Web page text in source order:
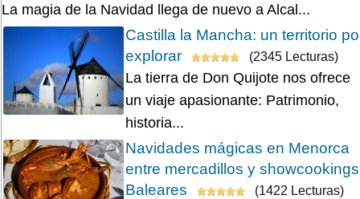
La magia de la Navidad llega de nuevo a Alcal...
Castilla la Mancha: un territorio
explorar
(2345 Lecturas)
La tierra de Don Quijote nos ofrece
un viaje apasionante: Patrimonio,
historia...
Navidades mágicas en Menorca
entre mercadillos y
Baleares
(1422 Lecturas)